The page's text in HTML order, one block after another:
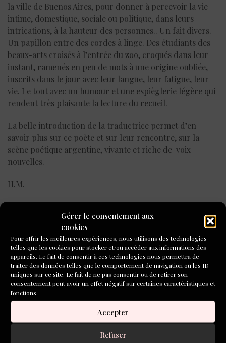
Gérer le consentement aux
cookies
Pour offrir les meilleures expériences, nous utilisons des technologies
telles que les cookies pour stocker et/ou accéder aux informations des
appareils. Le fait de consentir à ces technologies nous permettra de
traiter des données telles que le comportement de navigation ou les ID
uniques sur ce site. Le fait de ne pas consentir ou de retirer son
consentement peut avoir un effet négatif sur certaines caractéristiques et
fonctions.
Accepter
Refuser
la ville de Buenos Aires, pour donner à percevoir la vie
intime, domestique, sociale ou politique, dans leurs
intrications, à la hauteur des personnes.. Un fait divers.
Un papillon entre des cordes à linge. Des étudiants des
beaux-arts croisés à l’entrée du zoo, croqués dans leur
instant, ramenés en peu de mots à une origine oubliée,
inscrits dans le jour avec leur langue, leur fatigue, leur
vie. Le tout avec un humour et une espièglerie légère qui
rendent très plaisante la lecture du recueil.
La belle introduction de la traductrice permet d’en
savoir plus sur ce poète et sur leur rencontre, sur la
scène poétique argentine, vivante et riche de voix
nouvelles.
H.M.
de haïkus. Sa dernière publication : «L’affiloir des
», collection « Poésie XXI », Jacques André
Éditeur, Mars 2016. Découvrez toutes ses formations à
l’écriture à Lyon, à partir du 7 février et à partir du 24
avrilici
TAGS PARTAGER